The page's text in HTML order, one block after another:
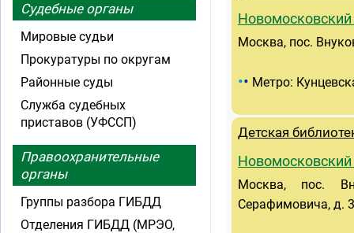
Москва, пос.
•• Метро:
Детская
Москва, пос.
Серафимовича, д.
Судебные органы
Мировые судьи
Прокуратуры по округам
Районные суды
Служба судебных
приставов (УФССП)
Правоохранительные
органы
Группы разбора ГИБДД
Отделения ГИБДД (МРЭО,